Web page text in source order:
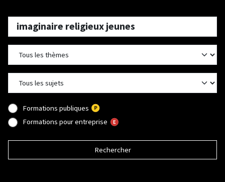
Formations publiques
Formations pour entreprise
Rechercher